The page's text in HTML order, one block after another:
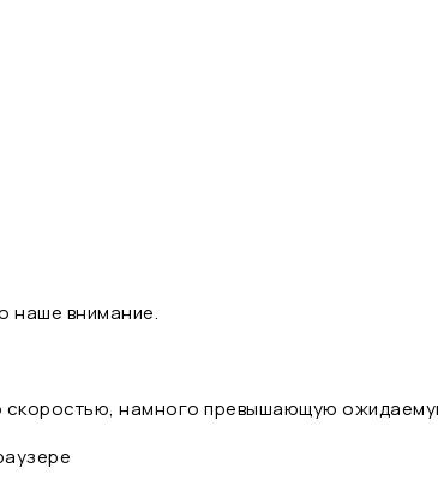
наше внимание.
скоростью, намного превышающую